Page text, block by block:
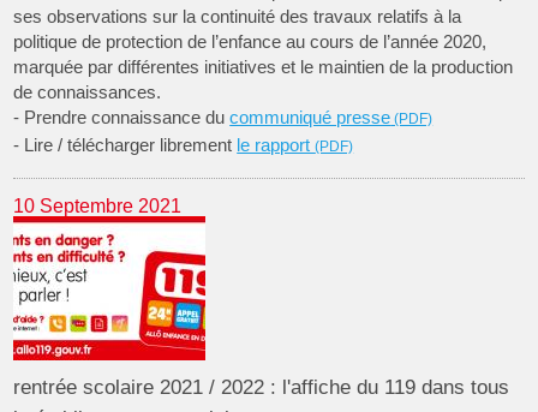
ses observations sur la continuité des travaux relatifs à la
politique de protection de l’enfance au cours de l’année 2020,
marquée par différentes initiatives et le maintien de la production
de connaissances.
- Prendre connaissance ducommuniqué presse
- Lire / télécharger librement le rapport
10 Septembre 2021
rentrée scolaire 2021 / 2022 : l'affiche du 119 dans tous